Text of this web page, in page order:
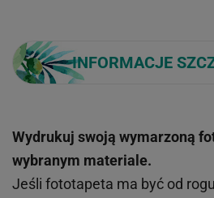
INFORMACJE
Wydrukuj swoją wymarzoną
wybranym materiale.
Jeśli fototapeta ma być od